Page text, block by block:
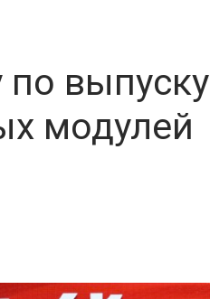
выпуску
модулей